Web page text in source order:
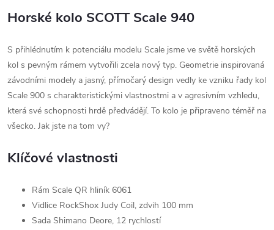
Horské kolo SCOTT Scale 940
S přihlédnutím k potenciálu modelu Scale jsme ve světě horských
kol s pevným rámem vytvořili zcela nový typ. Geometrie inspirovaná
závodními modely a jasný, přímočarý design vedly ke vzniku řady kol
Scale 900 s charakteristickými vlastnostmi a v agresivním vzhledu,
která své schopnosti hrdě předvádějí. To kolo je připraveno téměř na
všecko. Jak jste na tom vy?
Klíčové vlastnosti
Rám Scale QR hliník 6061
Vidlice RockShox Judy Coil, zdvih 100 mm
Sada Shimano Deore, 12 rychlostí